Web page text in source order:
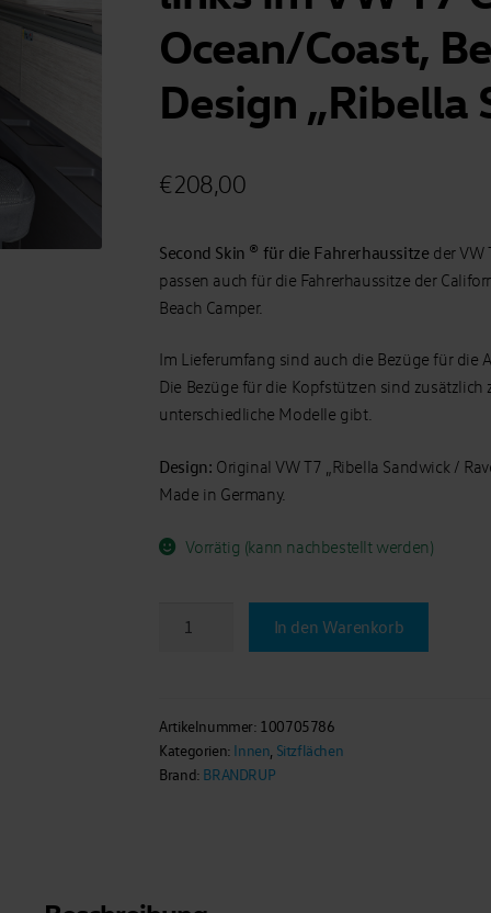
Ocean/Coast,
Design „Ribella
€208,00
Second Skin ® für die Fahrerhaussitze der VW
passen auch für die Fahrerhaussitze der
Beach Camper.
Im Lieferumfang sind auch die Bezüge für die
Die Bezüge für die Kopfstützen sind zusätzlich
unterschiedliche Modelle gibt.
Design: Original VW T7 „Ribella Sandwick /
Made in Germany.
Vorrätig (kann nachbestellt werden)
Schlafsitz
links
im
In den Warenkorb
Artikelnummer: 100705786
Kategorien: Innen Sitzflächen
Brand: BRANDRUP